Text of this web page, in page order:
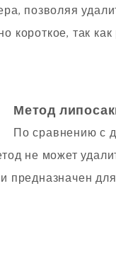
позволяя
так
Метод
По сравнению с
не может